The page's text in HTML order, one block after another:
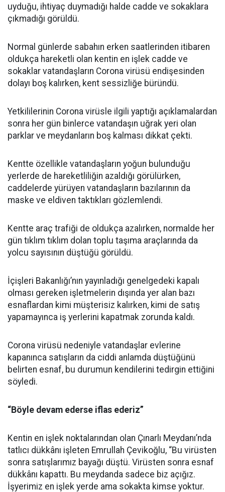
uyduğu, ihtiyaç duymadığı halde cadde ve sokaklara
çıkmadığı görüldü.
Normal günlerde sabahın erken saatlerinden itibaren
oldukça hareketli olan kentin en işlek cadde ve
sokaklar vatandaşların Corona virüsü endişesinden
dolayı boş kalırken, kent sessizliğe büründü.
Yetkililerinin Corona virüsle ilgili yaptığı açıklamalardan
sonra her gün binlerce vatandaşın uğrak yeri olan
parklar ve meydanların boş kalması dikkat çekti.
Kentte özellikle vatandaşların yoğun bulunduğu
yerlerde de hareketliliğin azaldığı görülürken,
caddelerde yürüyen vatandaşların bazılarının da
maske ve eldiven taktıkları gözlemlendi.
Kentte araç trafiği de oldukça azalırken, normalde her
gün tıklım tıklım dolan toplu taşıma araçlarında da
yolcu sayısının düştüğü görüldü.
İçişleri Bakanlığı’nın yayınladığı genelgedeki kapalı
olması gereken işletmelerin dışında yer alan bazı
esnaflardan kimi müşterisiz kalırken, kimi de satış
yapamayınca iş yerlerini kapatmak zorunda kaldı.
Corona virüsü nedeniyle vatandaşlar evlerine
kapanınca satışların da ciddi anlamda düştüğünü
belirten esnaf, bu durumun kendilerini tedirgin ettiğini
söyledi.
“Böyle devam ederse iflas ederiz”
Kentin en işlek noktalarından olan Çınarlı Meydanı’nda
tatlıcı dükkânı işleten Emrullah Çevikoğlu, “Bu virüsten
sonra satışlarımız bayağı düştü. Virüsten sonra esnaf
dükkânı kapattı. Bu meydanda sadece biz açığız.
İşyerimiz en işlek yerde ama sokakta kimse yoktur.